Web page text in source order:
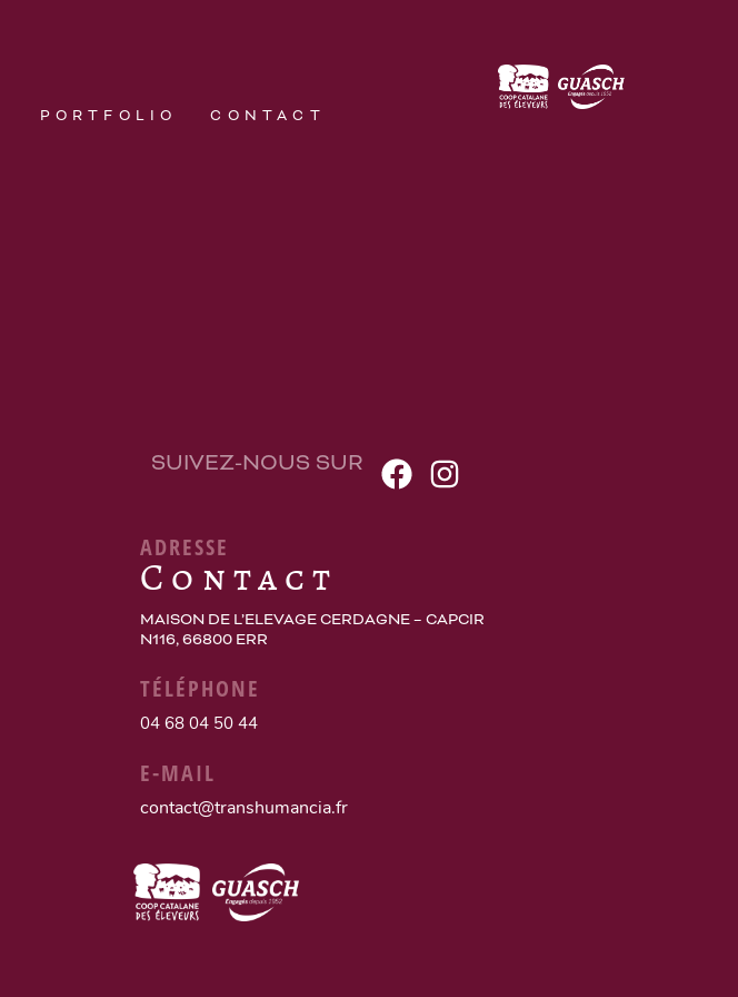
PORTFOLIO CONTACT
SUIVEZ-NOUS SUR
ADRESSE
Contact
MAISON DE L’ELEVAGE CERDAGNE – CAPCIR
N116, 66800 ERR
TÉLÉPHONE
04 68 04 50 44
E-MAIL
contact@transhumancia.fr